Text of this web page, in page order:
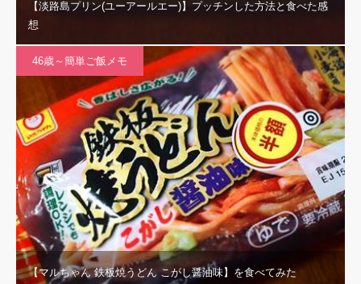
【淡路島プリン(ユーアールエー)】プッチンした方法と食べた感
想
46歳～簡単ご飯メモ
【マルちゃん 鉄板焼うどん こがし醤油味】を食べてみた